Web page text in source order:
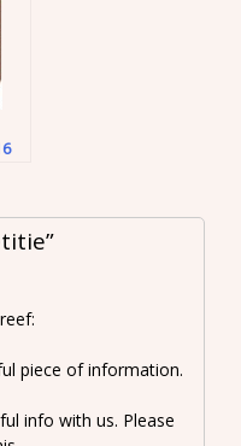
”
piece of information.
info with us. Please